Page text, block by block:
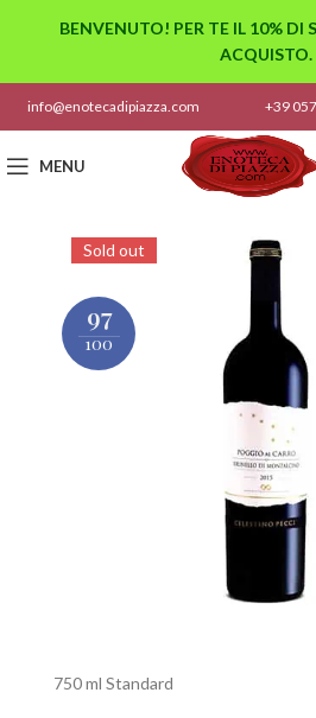
info@enotecadipiazza.com +39
MENU
97
100
Sold out
750 ml Standard
BENVENUTO! PER TE IL 10% DI
ACQUISTO.